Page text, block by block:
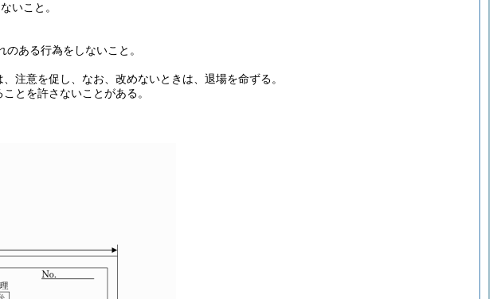
いこと。
ある行為をしないこと。
注意を促し、なお、改めないときは、退場を命ずる。
とを許さないことがある。